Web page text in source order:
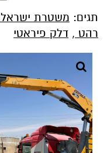
תגים: משטרת ישראל
רהט , דלק פיראטי